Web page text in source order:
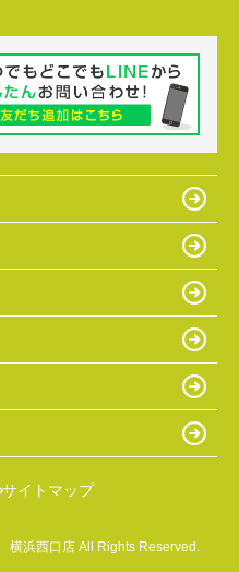
サイトマップ
浜西口店 All Rights Reserved.